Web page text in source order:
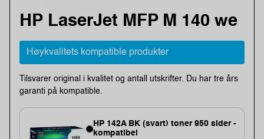
HP LaserJet MFP M 140 we
Høykvalitets kompatible produkter
Tilsvarer original i kvalitet og antall utskrifter. Du har tre års
garanti på kompatible.
HP 142A BK (svart) toner 950 sider -
kompatibel